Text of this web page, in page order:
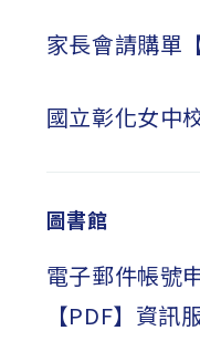
家長會請購單
國立彰化女中
圖書館
電子郵件帳號
【PDF】 資訊